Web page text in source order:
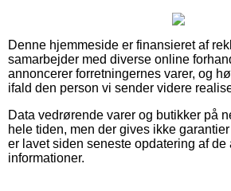
Denne hjemmeside er finansieret af
samarbejder med diverse online
annoncerer forretningernes varer, og
ifald den person vi sender videre
Data vedrørende varer og butikker på
hele tiden, men der gives ikke
er lavet siden seneste opdatering af de
informationer.